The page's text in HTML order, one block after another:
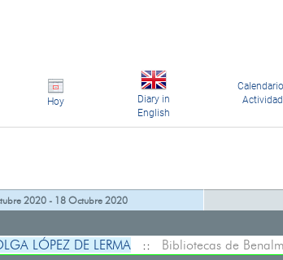
Hoy
Diary in
English
2020 - 18 Octubre 2020
LÓPEZ DE LERMA:: Bibliotecas de